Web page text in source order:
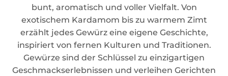
bunt, aromatisch und voller Vielfalt. Von
exotischem Kardamom bis zu warmem Zimt
erzählt jedes Gewürz eine eigene Geschichte,
inspiriert von fernen Kulturen und Traditionen.
Gewürze sind der Schlüssel zu einzigartigen
Geschmackserlebnissen und verleihen Gerichten